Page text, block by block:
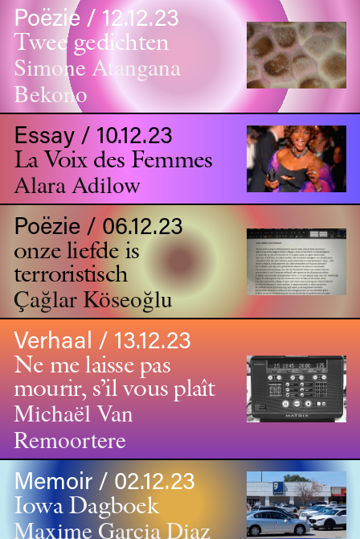
Poëzie / 12.12.23
Twee gedichten
Simone Atangana
Bekono
Essay / 10.12.23
La Voix des Femmes
Alara Adilow
Poëzie / 06.12.23
onze liefde is
terroristisch
Çağlar Köseoğlu
Verhaal / 13.12.23
Ne me laisse pas
mourir, s’il vous plaît
Michaël Van
Remoortere
Memoir / 02.12.23
Iowa Dagboek
Maxime Garcia Diaz